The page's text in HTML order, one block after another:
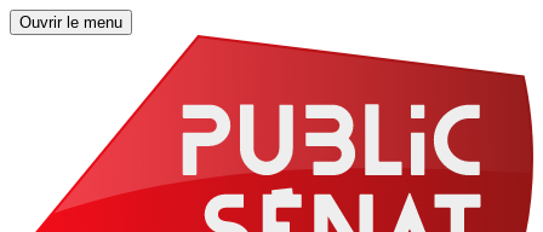
Ouvrir le menu